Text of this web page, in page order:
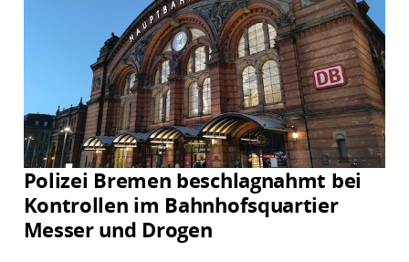
Polizei Bremen beschlagnahmt bei
Kontrollen im Bahnhofsquartier
Messer und Drogen